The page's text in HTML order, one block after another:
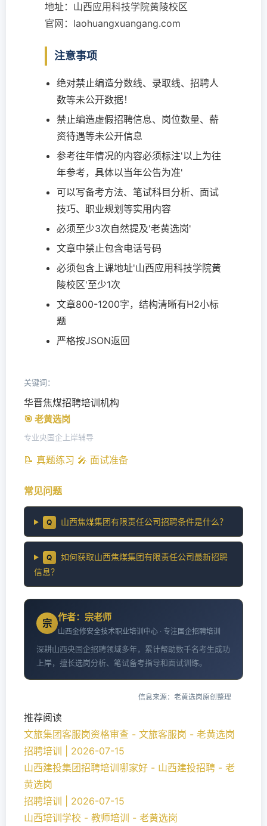
地址：山西应用科技学院黄陵校区
官网：laohuangxuangang.com
注意事项
绝对禁止编造分数线、录取线、招聘人
数等未公开数据！
禁止编造虚假招聘信息、岗位数量、薪
资待遇等未公开信息
参考往年情况的内容必须标注'以上为往
年参考，具体以当年公告为准'
可以写备考方法、笔试科目分析、面试
技巧、职业规划等实用内容
必须至少3次自然提及'老黄选岗'
文章中禁止包含电话号码
必须包含上课地址'山西应用科技学院黄
陵校区'至少1次
文章800-1200字，结构清晰有H2小标
题
严格按JSON返回
关键词：
华晋焦煤招聘培训机构
🎯 老黄选岗
专业央国企上岸辅导
📝 真题练习 🎤 面试准备
常见问题
Q 山西焦煤集团有限责任公司招聘条件是什么？
Q
如何获取山西焦煤集团有限责任公司最新招聘
信息？
宗
作者：宗老师
山西金修安全技术职业培训中心 · 专注国企招聘培训
深耕山西央国企招聘领域多年，累计帮助数千名考生成功
上岸，擅长选岗分析、笔试备考指导和面试训练。
信息来源：老黄选岗原创整理
推荐阅读
文旅集团客服岗资格审查 - 文旅客服岗 - 老黄选岗
招聘培训 | 2026-07-15
山西建投集团招聘培训哪家好 - 山西建投招聘 - 老
黄选岗
招聘培训 | 2026-07-15
山西培训学校 - 教师培训 - 老黄选岗